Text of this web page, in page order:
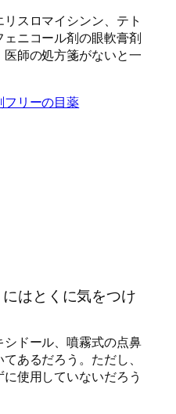
スロマイシンン、テト
ニコール剤の眼軟膏剤
師の処方箋がないと一
フリーの目薬
はとくに気をつけ
ドール、噴霧式の点鼻
あるだろう。ただし、
使用していないだろう